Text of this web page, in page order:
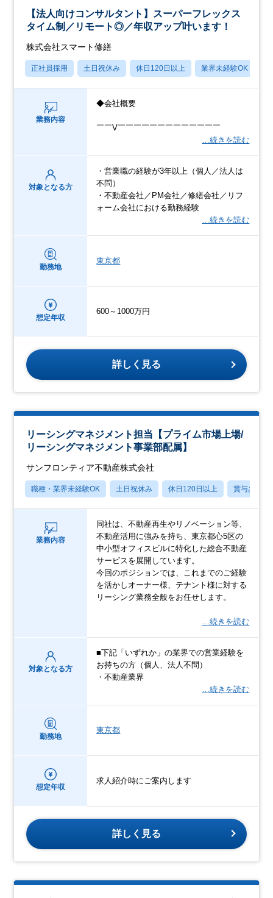
【法人向けコンサルタント】スーパーフレックス
タイム制／リモート◎／年収アップ叶います！
株式会社スマート修繕
正社員採用 土日祝休み 休日120日以上 業界未経験OK
業務内容
◆会社概要
￣￣V￣￣￣￣￣￣￣￣￣￣￣￣￣
…続きを読む
対象となる方
・営業職の経験が3年以上（個人／法人は
不問）
・不動産会社／PM会社／修繕会社／リフ
ォーム会社における勤務経験
…続きを読む
勤務地
東京都
想定年収
600～1000万円
詳しく見る
リーシングマネジメント担当【プライム市場上場/
リーシングマネジメント事業部配属】
サンフロンティア不動産株式会社
職種・業界未経験OK 土日祝休み 休日120日以上 賞与あり
業務内容
同社は、不動産再生やリノベーション等、
不動産活用に強みを持ち、東京都心5区の
中小型オフィスビルに特化した総合不動産
サービスを展開しています。
今回のポジションでは、これまでのご経験
を活かしオーナー様、テナント様に対する
リーシング業務全般をお任せします。
…続きを読む
対象となる方
■下記「いずれか」の業界での営業経験を
お持ちの方（個人、法人不問）
・不動産業界
…続きを読む
勤務地
東京都
想定年収
求人紹介時にご案内します
詳しく見る